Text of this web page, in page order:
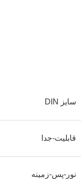
سایز DIN
قابلیت-جدا
نور-پس-زمینه